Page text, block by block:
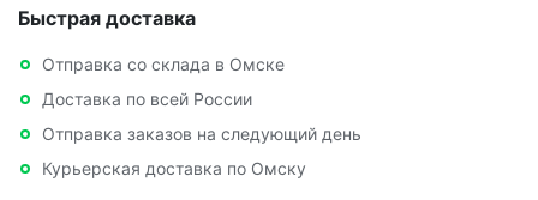
Быстрая доставка
Отправка со склада в Омске
Доставка по всей России
Отправка заказов на следующий день
Курьерская доставка по Омску